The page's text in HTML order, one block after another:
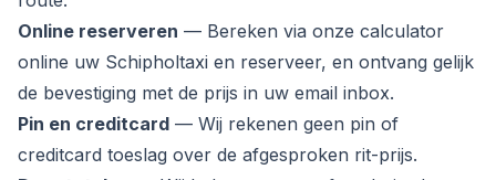
Online reserveren — Bereken via onze calculator
online uw Schipholtaxi en reserveer, en ontvang gelijk
de bevestiging met de prijs in uw email inbox.
Pin en creditcard — Wij rekenen geen pin of
creditcard toeslag over de afgesproken rit-prijs.